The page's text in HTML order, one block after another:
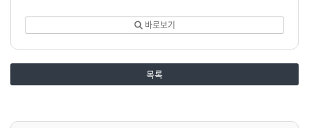
바로보기
목록